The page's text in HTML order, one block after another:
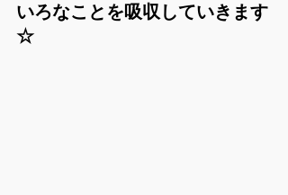
いろなことを吸収していきます
☆